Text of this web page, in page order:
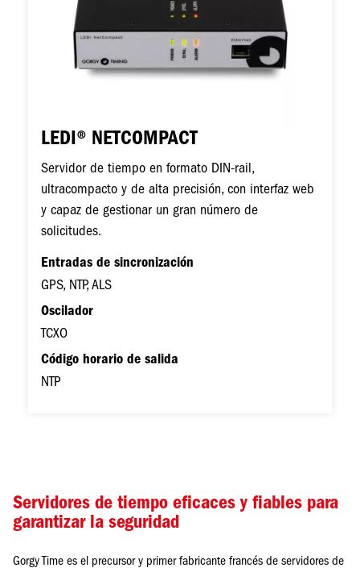
LEDI® NETCOMPACT
Servidor de tiempo en formato DIN-rail,
ultracompacto y de alta precisión, con interfaz web
y capaz de gestionar un gran número de
solicitudes.
Entradas de sincronización
GPS, NTP, ALS
Oscilador
TCXO
Código horario de salida
NTP
Servidores de tiempo eficaces y fiables para
garantizar la seguridad
Gorgy Time es el precursor y primer fabricante francés de servidores de